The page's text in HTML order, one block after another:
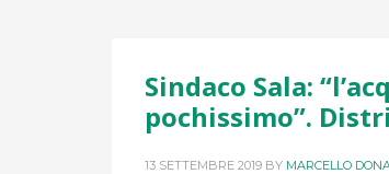
Sindaco Sala:
pochissimo”.
13 SETTEMBRE 2019 BY MARCELLO